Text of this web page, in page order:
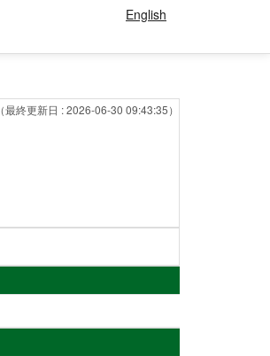
English
（最終更新日 : 2026-06-30 09:43:35）